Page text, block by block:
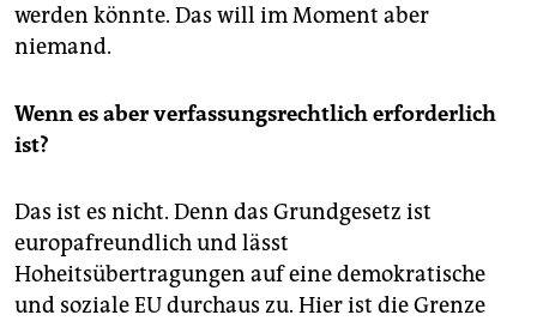
werden könnte. Das will im Moment aber
niemand.
Wenn es aber verfassungsrechtlich erforderlich
ist?
Das ist es nicht. Denn das Grundgesetz ist
europafreundlich und lässt
Hoheitsübertragungen auf eine demokratische
und soziale EU durchaus zu. Hier ist die Grenze